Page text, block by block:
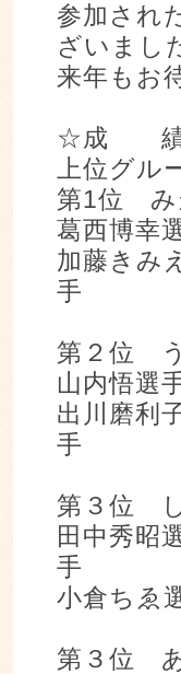
参加され
ざいまし
来年もお
☆成
上位グ
第1位
葛西博幸
加藤きみ
手
第２位
山内悟選
出川磨利
手
第３位
田中秀昭
手
小倉ちゑ
第３位